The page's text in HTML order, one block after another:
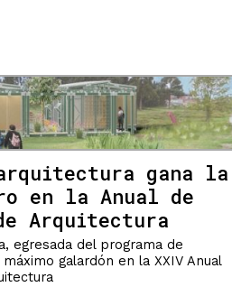
gana la
en la Anual de
Arquitectura
egresada del programa de
galardón en la XXIV Anual